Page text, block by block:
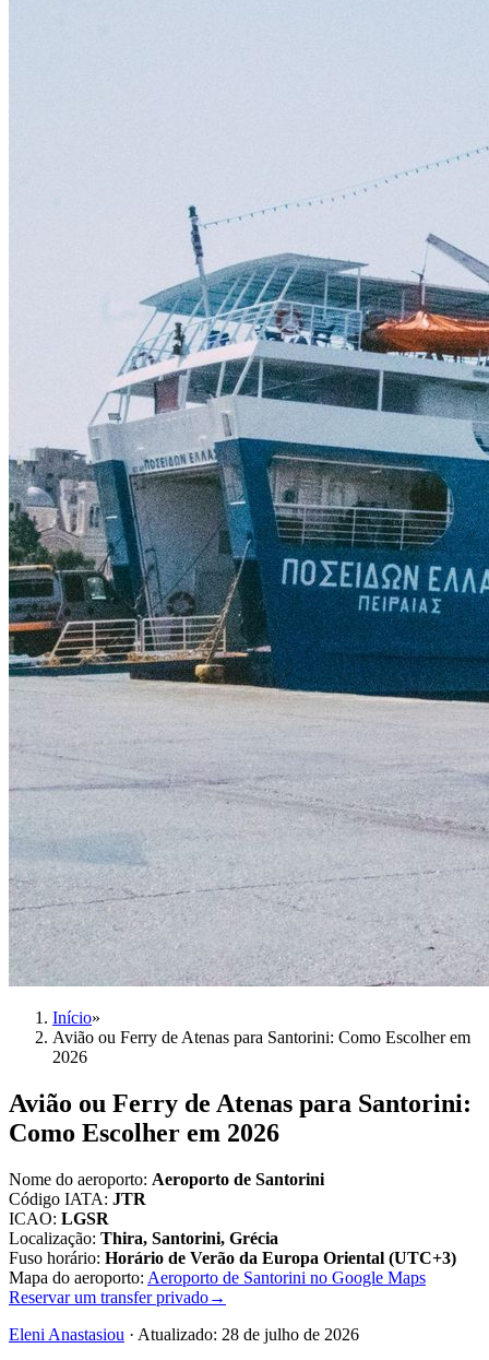
Início»
Avião ou Ferry de Atenas para Santorini: Como Escolher em
2026
Avião ou Ferry de Atenas para Santorini:
Como Escolher em 2026
Nome do aeroporto: Aeroporto de Santorini
Código IATA: JTR
ICAO: LGSR
Localização: Thira, Santorini, Grécia
Fuso horário: Horário de Verão da Europa Oriental (UTC+3)
Mapa do aeroporto: Aeroporto de Santorini no Google Maps
Reservar um transfer privado→
Eleni Anastasiou · Atualizado: 28 de julho de 2026